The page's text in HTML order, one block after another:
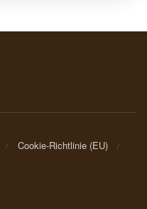
Cookie-Richtlinie (EU)